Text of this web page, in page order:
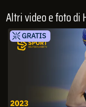
Altri video e foto di
GRATIS